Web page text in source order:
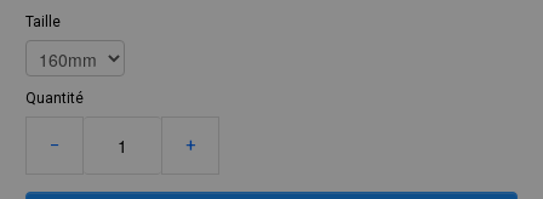
Taille
Quantité
− +